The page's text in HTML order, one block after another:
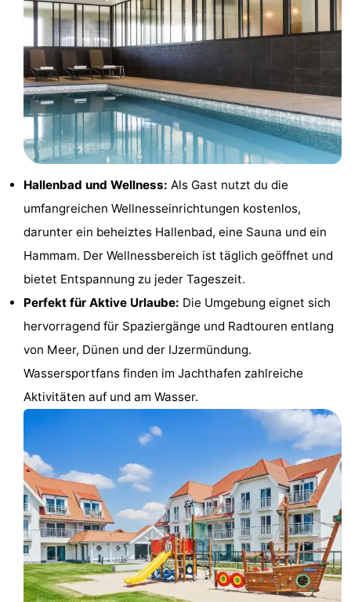
Städte
Natur
Sport
Schwimmbader
Radfahren
Wandern
-
Golfplatze
und
Veranstaltungen
Forum
Route
Parken
Küstetram
Medizin
Adressen
Region
Hallenbad und Wellness: Als Gast nutzt du die
umfangreichen Wellnesseinrichtungen kostenlos,
darunter ein beheiztes Hallenbad, eine Sauna und ein
Hammam. Der Wellnessbereich ist täglich geöffnet und
bietet Entspannung zu jeder Tageszeit.
Perfekt für Aktive Urlaube: Die Umgebung eignet sich
hervorragend für Spaziergänge und Radtouren entlang
von Meer, Dünen und der IJzermündung.
Wassersportfans finden im Jachthafen zahlreiche
Aktivitäten auf und am Wasser.